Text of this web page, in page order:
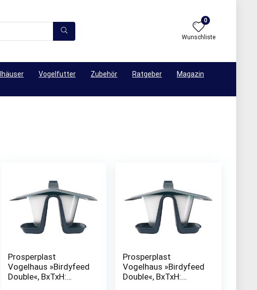
0
Wunschliste
Vogelfutter Zubehör Ratgeber Magazin
Prosperplast
Vogelhaus »Birdyfeed
Double«, BxTxH:
Prosperplast
Vogelhaus »Birdyfeed
Double«, BxTxH: